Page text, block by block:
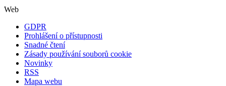
Web
GDPR
Prohlášení o přístupnosti
Snadné čtení
Zásady používání souborů cookie
Novinky
RSS
Mapa webu